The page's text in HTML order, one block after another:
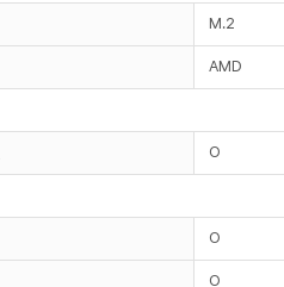
M.2
AMD
O
O
O